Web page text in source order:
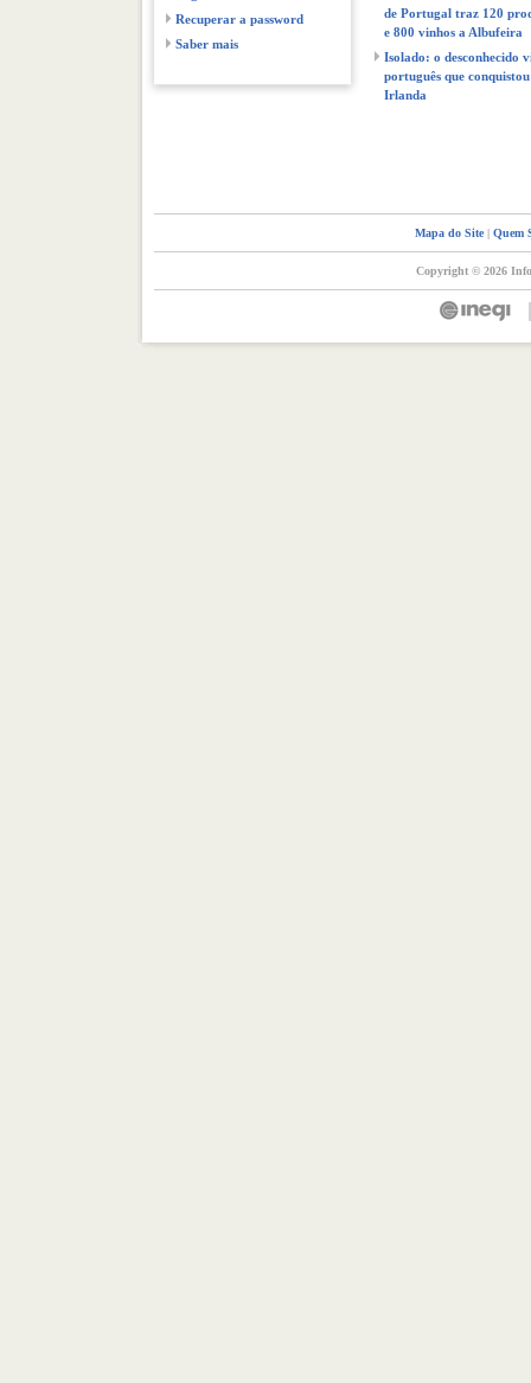
Recuperar a password
Saber mais
de Portugal traz 120
e 800 vinhos a Albufeira
Isolado: o desconhecido
português que
Irlanda
Mapa do Site| Quem
Copyright © 2026